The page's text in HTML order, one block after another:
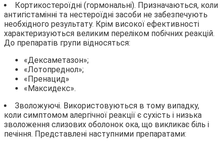
Кортикостероїдні (гормональні). Призначаються, коли
антигістамінні та нестероїдні засоби не забезпечують
необхідного результату. Крім високої ефективності
характеризуються великим переліком побічних реакцій.
До препаратів групи відносяться:
«Дексаметазон»;
«Лотопреднол»;
«Пренацид»
«Максидекс».
Зволожуючі. Використовуються в тому випадку,
коли симптомом алергічної реакції є сухість і низька
зволоження слизових оболонок ока, що викликає біль і
печіння. Представлені наступними препаратами: